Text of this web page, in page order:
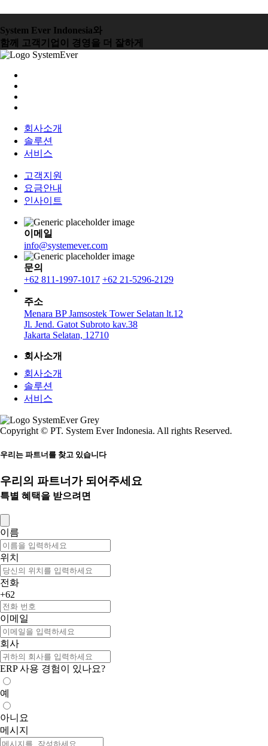
System Ever Indonesia와
함께 고객기업이 경영을 더 잘하게
회사소개
솔루션
서비스
고객지원
요금안내
인사이트
이메일
info@systemever.com
문의
+62 811-1997-1017 +62 21-5296-2129
주소
Menara BP Jamsostek Tower Selatan lt.12
Jl. Jend. Gatot Subroto kav.38
Jakarta Selatan, 12710
회사소개
회사소개
솔루션
서비스
Copyright © PT. System Ever Indonesia. All rights Reserved.
우리는 파트너를 찾고 있습니다
우리의 파트너가 되어주세요
특별 혜택을 받으려면
이름
위치
전화
+62
이메일
회사
ERP 사용 경험이 있나요?
예
아니요
메시지